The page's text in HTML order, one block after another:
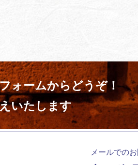
ォームからどうぞ！
いたします
メールでの